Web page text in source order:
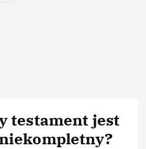
testament jest